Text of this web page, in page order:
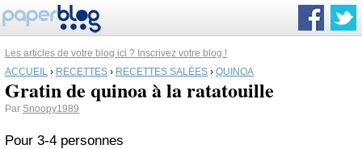
Les articles de votre blog ici ? Inscrivez votre blog !
ACCUEIL › RECETTES › RECETTES SALÉES › QUINOA
Gratin de quinoa à la ratatouille
Par Snoopy1989
Pour 3-4 personnes